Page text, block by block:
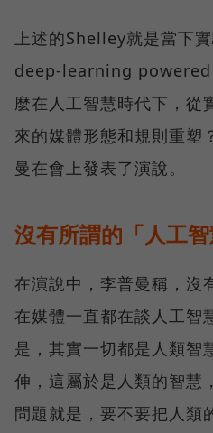
上述的Shelley就是當下
deep-learning powered
麼在人工智慧時代下，從
來的媒體形態和規則重塑
曼在會上發表了演說。
沒有所謂的「人工智
在演說中，李普曼稱，沒
在媒體一直都在談人工智
是，其實一切都是人類智
伸，這屬於是人類的智慧
問題就是，要不要把人類